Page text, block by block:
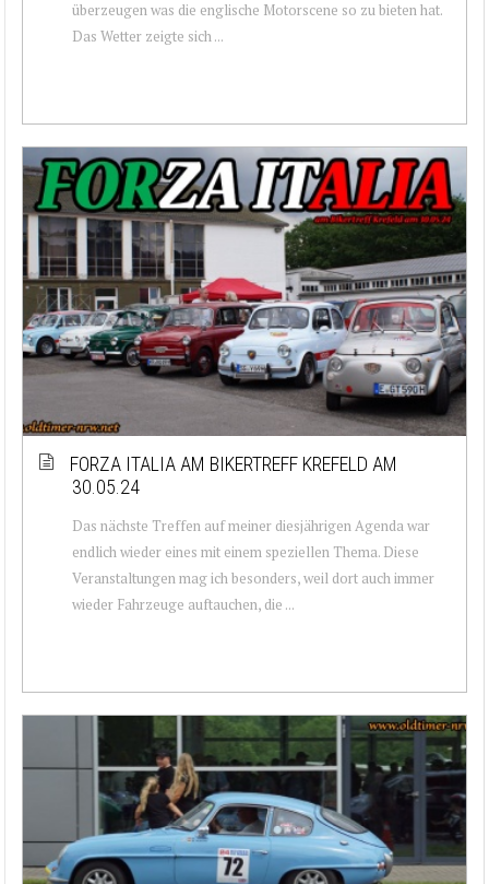
überzeugen was die englische Motorscene so zu bieten hat.
Das Wetter zeigte sich ...
FORZA ITALIA AM BIKERTREFF KREFELD AM
30.05.24
Das nächste Treffen auf meiner diesjährigen Agenda war
endlich wieder eines mit einem speziellen Thema. Diese
Veranstaltungen mag ich besonders, weil dort auch immer
wieder Fahrzeuge auftauchen, die ...